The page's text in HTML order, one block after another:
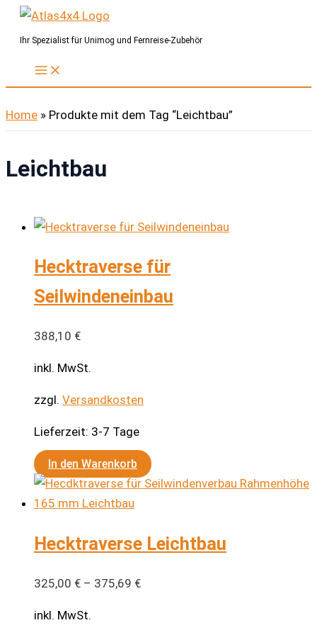
Zum
InhaltIhr Spezialist für Unimog und Fernreise-Zubehör
Home » Produkte mit dem Tag “Leichtbau”
Leichtbau
Hecktraverse für
Seilwindeneinbau
388,10 €
inkl. MwSt.
zzgl. Versandkosten
Lieferzeit: 3-7 Tage
In den Warenkorb
Hecktraverse Leichtbau
325,00 € – 375,69 €
inkl. MwSt.